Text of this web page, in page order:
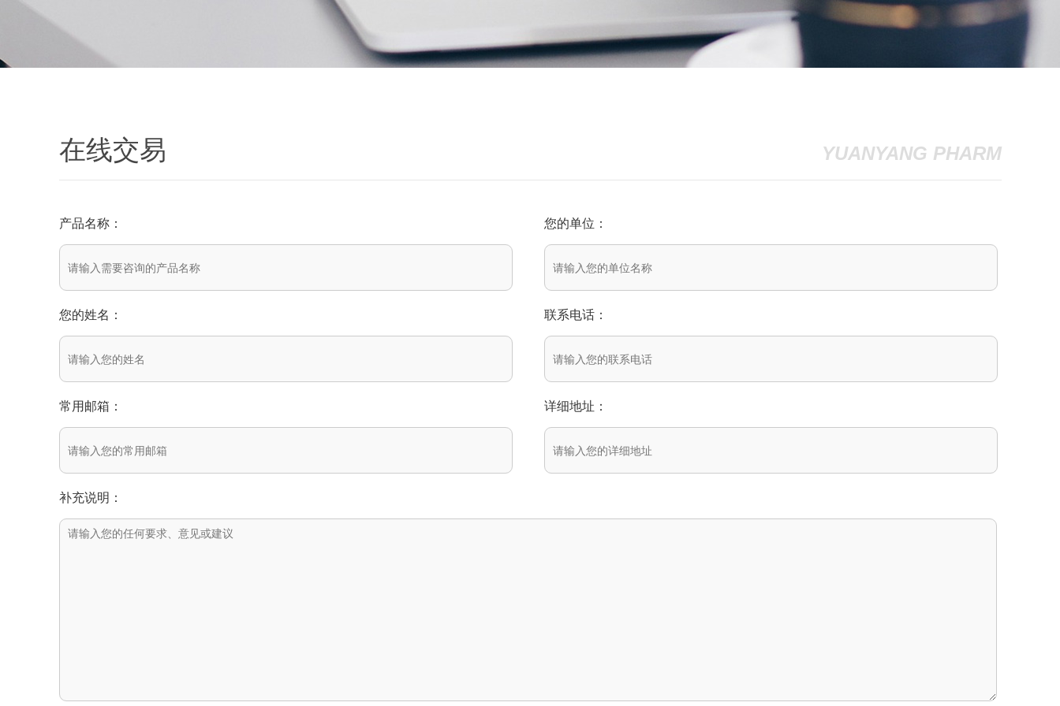
在线交易 YUANYANG PHARM
产品名称： 您的单位：
您的姓名： 联系电话：
常用邮箱： 详细地址：
补充说明：